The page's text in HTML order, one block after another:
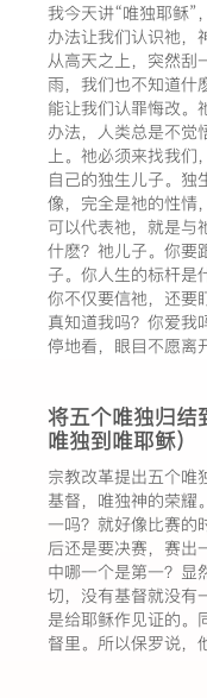
我今天讲“唯独耶稣”
办法让我们认识祂，
从高天之上，突然刮
雨，我们也不知道什
能让我们认罪悔改。
办法，人类总是不觉
上。祂必须来找我们
自己的独生儿子。独
像，完全是祂的性情
可以代表祂，就是与
什麽？祂儿子。你要
子。你人生的标杆是
你不仅要信祂，还要
真知道我吗？你爱我
停地看，眼目不愿离
将五个唯独归结
唯独到唯耶稣）
宗教改革提出五个唯
基督，唯独神的荣耀
一吗？就好像比赛的
后还是要决赛，赛出
中哪一个是第一？显
切，没有基督就没有
是给耶稣作见证的。
督里。所以保罗说，